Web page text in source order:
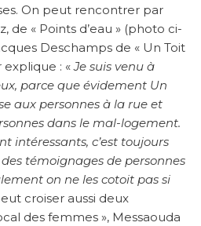
On peut rencontrer par
de « Points d’eau » (photo ci-
Deschamps de « Un Toit
explique : «Je suis venu à
parce que évidement Un
aux personnes à la rue et
dans le mal-logement.
intéressants, c’est toujours
témoignages de personnes
on ne les cotoit pas si
croiser aussi deux
des femmes », Messaouda